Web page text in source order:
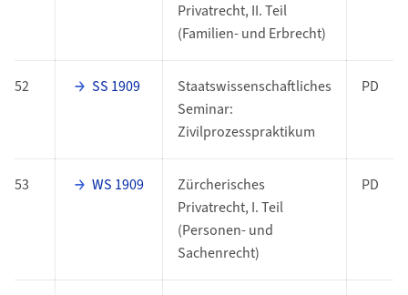
Privatrecht, II. Teil
(Familien- und Erbrecht)
52 SS 1909
Staatswissenschaftliches
Seminar:
Zivilprozesspraktikum
PD
53 WS 1909
Zürcherisches
Privatrecht, I. Teil
(Personen- und
Sachenrecht)
PD